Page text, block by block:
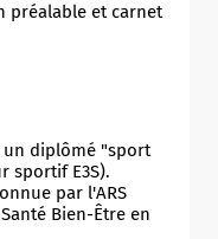
préalable et carnet
un diplômé "sport
sportif E3S).
par l'ARS
Bien-Être en